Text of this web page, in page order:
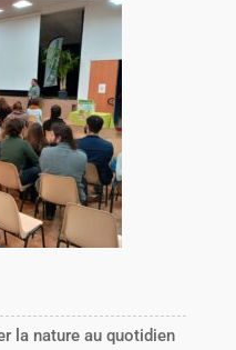
la nature au quotidien